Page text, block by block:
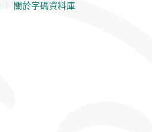
關於字碼資料庫